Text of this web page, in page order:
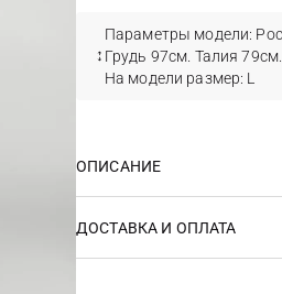
Параметры модели:
Грудь 97см. Талия
На модели размер: L
ОПИСАНИЕ
ДОСТАВКА И ОПЛАТА